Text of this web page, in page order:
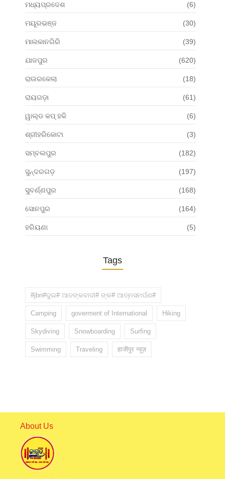
ମଧ୍ୟପ୍ରଦେଶ (6)
ମୟୂରଭଞ୍ଜ (30)
ମାଲକାନଗିରି (39)
ଯାଜପୁର (620)
ରାଉରକେଲା (18)
ରାୟଗଡ଼ା (61)
ୱାଲ୍ଡ କପ୍ ହକି (6)
ଶ୍ରୀହରିକୋଟା (3)
ସମ୍ବଲପୁର (182)
ସୁନ୍ଦରଗଡ଼ (197)
ସୁବର୍ଣ୍ଣପୁର (168)
ସୋନପୁର (164)
ହରିୟଣା (5)
Tags
#jbn#ଦୁଇ# ଆତଙ୍କବାଦୀ# ଙ୍କ# ଆତ୍ମସମର୍ପଣ#
Camping goverment of International Hiking
Skydiving Snowboarding Surfing
Swimming Traveling हाजीपुर न्यूज़
About Us